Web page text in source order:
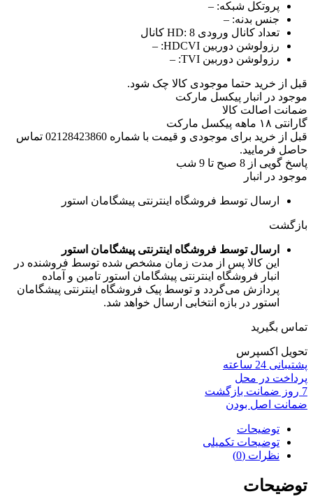
پروتکل شبکه: –
جنس بدنه: –
تعداد کانال ورودی HD: 8 کانال
رزولوشن دوربین HDCVI:
–
رزولوشن دوربین TVI:
–
قبل از خرید حتما موجودی کالا چک شود.
موجود در انبار پیکسل مارکت
ضمانت اصالت کالا
گارانتی ۱۸ ماهه پیکسل مارکت
قبل از خرید برای موجودی و قیمت با شماره 02128423860 تماس
حاصل فرمایید.
پاسخ گویی از 8 صبح تا 9 شب
موجود در انبار
ارسال توسط فروشگاه اینترنتی پیشگامان استور
بازگشت
ارسال توسط فروشگاه اینترنتی پیشگامان استور
این کالا پس از مدت زمان مشخص شده توسط فروشنده در
انبار فروشگاه اینترنتی پیشگامان استور تامین و آماده
پردازش می‌گردد و توسط پیک فروشگاه اینترنتی پیشگامان
استور در بازه انتخابی ارسال خواهد شد.
تماس بگیرید
تحویل اکسپرس
پشتیبانی 24 ساعته
پرداخت در محل
7 روز ضمانت بازگشت
ضمانت اصل بودن
توضیحات
توضیحات تکمیلی
نظرات (0)
توضیحات